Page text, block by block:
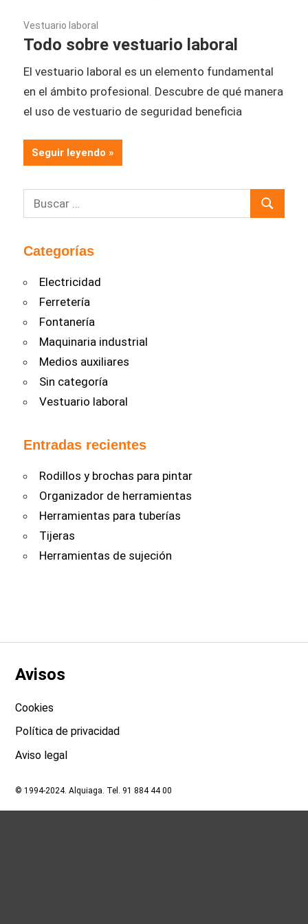
01/09/2021
Vestuario laboral
Todo sobre vestuario laboral
El vestuario laboral es un elemento fundamental
en el ámbito profesional. Descubre de qué manera
el uso de vestuario de seguridad beneficia
Seguir leyendo
Buscar:
Buscar
Categorías
Electricidad
Ferretería
Fontanería
Maquinaria industrial
Medios auxiliares
Sin categoría
Vestuario laboral
Entradas recientes
Rodillos y brochas para pintar
Organizador de herramientas
Herramientas para tuberías
Tijeras
Herramientas de sujeción
Avisos
Cookies
Política de privacidad
Aviso legal
© 1994-2024. Alquiaga. Tel. 91 884 44 00